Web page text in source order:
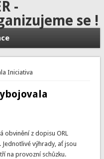
-
se !
Iniciativa
obvinění z dopisu ORL
výhrady, ať jsou
na provozní schůzku.